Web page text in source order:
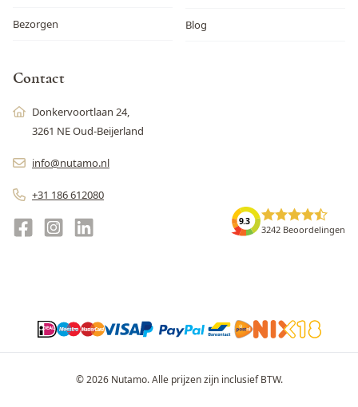
Bezorgen Blog
Contact
Donkervoortlaan 24,
3261 NE Oud-Beijerland
info@nutamo.nl
+31 186 612080
9.3
3242 Beoordelingen
© 2026 Nutamo. Alle prijzen zijn inclusief BTW.